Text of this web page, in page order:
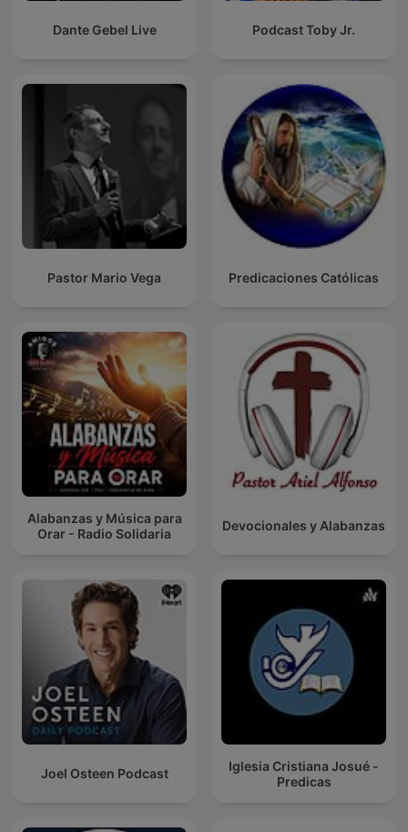
Dante Gebel Live Podcast Toby Jr.
Pastor Mario Vega Predicaciones Católicas
Alabanzas y Música para
Orar - Radio Solidaria
Devocionales y Alabanzas
Joel Osteen Podcast
Iglesia Cristiana Josué -
Predicas